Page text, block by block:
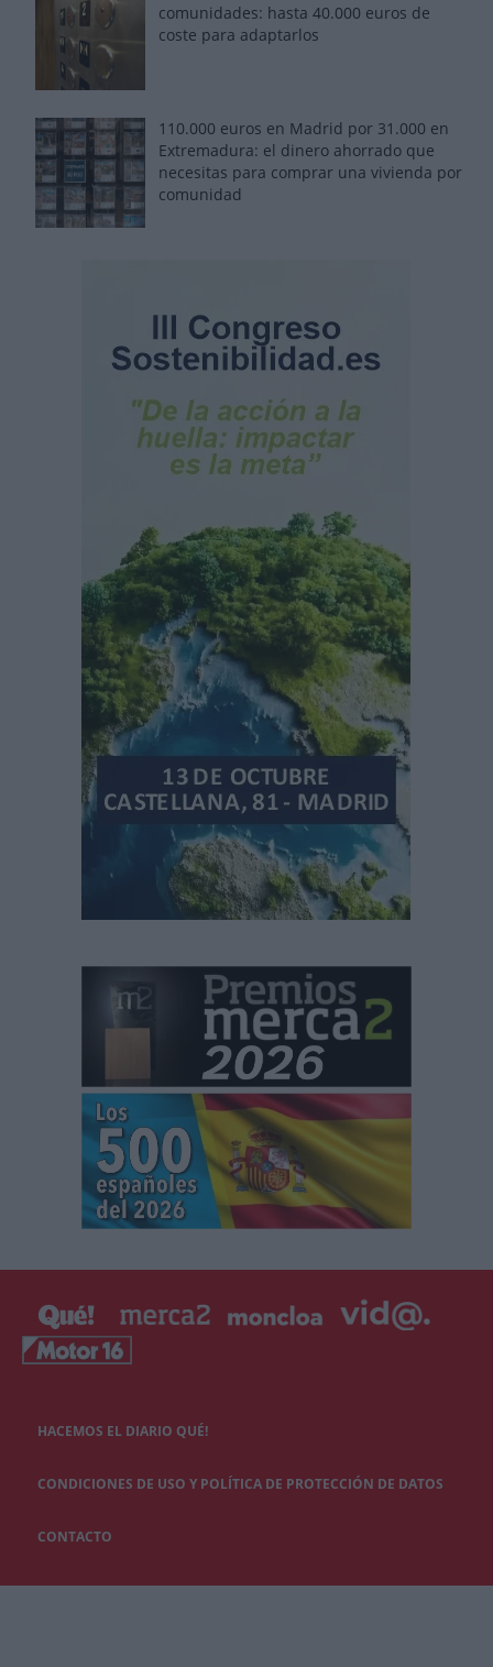
comunidades: hasta 40.000 euros de
coste para adaptarlos
110.000 euros en Madrid por 31.000 en
Extremadura: el dinero ahorrado que
necesitas para comprar una vivienda por
comunidad
HACEMOS EL DIARIO QUÉ!
CONDICIONES DE USO Y POLÍTICA DE PROTECCIÓN DE DATOS
CONTACTO